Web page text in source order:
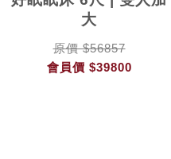
大
原價 $56857
會員價 $39800